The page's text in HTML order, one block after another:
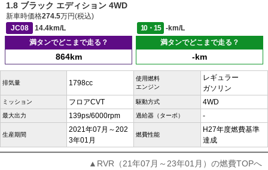
1.8 ブラック エディション 4WD
新車時価格274.5万円(税込)
JC08
14.4km/L 10・15
-km/L
満タンでどこまで走る？
864km
満タンでどこまで走る？
-km
排気量 1798cc
使用燃料
エンジン
レギュラー
ガソリン
ミッション フロアCVT 駆動方式 4WD
最大出力 139ps/6000rpm 過給器（ターボ） -
生産期間
2021年07月～202
3年01月
燃費性能
H27年度燃費基準
達成
▲RVR（21年07月～23年01月）の燃費TOPへ